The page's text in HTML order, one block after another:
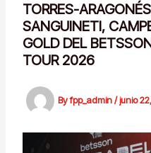
TORRES-
SANGUINETI,
GOLD DEL
TOUR 2026
Byfpp_admin/junio